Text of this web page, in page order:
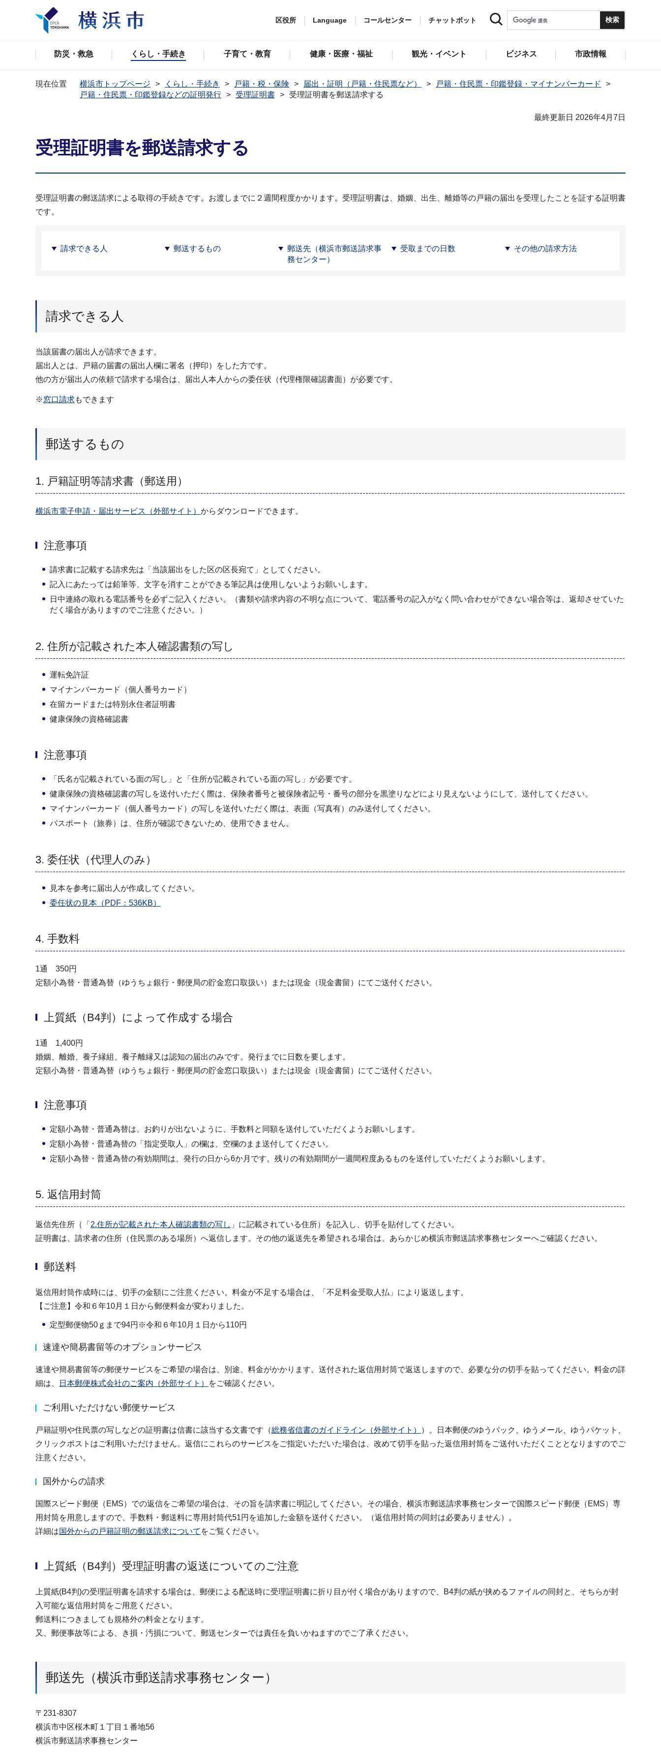
区役所 Language コールセンター チャットボット
防災・救急 くらし・手続き 子育て・教育 健康・医療・福祉 観光・イベント ビジネス 市政情報
現在位置 横浜市トップページ くらし・手続き 戸籍・税・保険 届出・証明（戸籍・住民票など）
戸籍・住民票・印鑑登録・マイナンバーカード
戸籍・住民票・印鑑登録などの証明発行
受理証明書 受理証明書を郵送請求する
最終更新日 2026年4月7日
受理証明書を郵送請求する
受理証明書の郵送請求による取得の手続きです。お渡しまでに２週間程度かかります。受理証明書は、婚姻、出生、離婚等の戸籍の届出を受理したことを証する証明書
です。
請求できる人 郵送するもの
郵送先（横浜市郵送請求事
務センター）
受取までの日数 その他の請求方法
請求できる人
当該届書の届出人が請求できます。
届出人とは、戸籍の届書の届出人欄に署名（押印）をした方です。
他の方が届出人の依頼で請求する場合は、届出人本人からの委任状（代理権限確認書面）が必要です。
※窓口請求もできます
郵送するもの
1. 戸籍証明等請求書（郵送用）
横浜市電子申請・届出サービス（外部サイト） からダウンロードできます。
注意事項
請求書に記載する請求先は「当該届出をした区の区長宛て」としてください。
記入にあたっては鉛筆等、文字を消すことができる筆記具は使用しないようお願いします。
日中連絡の取れる電話番号を必ずご記入ください。（書類や請求内容の不明な点について、電話番号の記入がなく問い合わせができない場合等は、返却させていた
だく場合がありますのでご注意ください。）
2. 住所が記載された本人確認書類の写し
運転免許証
マイナンバーカード（個人番号カード）
在留カードまたは特別永住者証明書
健康保険の資格確認書
注意事項
「氏名が記載されている面の写し」と「住所が記載されている面の写し」が必要です。
健康保険の資格確認書の写しを送付いただく際は、保険者番号と被保険者記号・番号の部分を黒塗りなどにより見えないようにして、送付してください。
マイナンバーカード（個人番号カード）の写しを送付いただく際は、表面（写真有）のみ送付してください。
パスポート（旅券）は、住所が確認できないため、使用できません。
3. 委任状（代理人のみ）
見本を参考に届出人が作成してください。
委任状の見本（PDF：536KB）
4. 手数料
1通 350円
定額小為替・普通為替（ゆうちょ銀行・郵便局の貯金窓口取扱い）または現金（現金書留）にてご送付ください。
上質紙（B4判）によって作成する場合
1通 1,400円
婚姻、離婚、養子縁組、養子離縁又は認知の届出のみです。発行までに日数を要します。
定額小為替・普通為替（ゆうちょ銀行・郵便局の貯金窓口取扱い）または現金（現金書留）にてご送付ください。
注意事項
定額小為替・普通為替は、お釣りが出ないように、手数料と同額を送付していただくようお願いします。
定額小為替・普通為替の「指定受取人」の欄は、空欄のまま送付してください。
定額小為替・普通為替の有効期間は、発行の日から6か月です。残りの有効期間が一週間程度あるものを送付していただくようお願いします。
5. 返信用封筒
返信先住所（「 2.住所が記載された本人確認書類の写し 」に記載されている住所）を記入し、切手を貼付してください。
証明書は、請求者の住所（住民票のある場所）へ返信します。その他の返送先を希望される場合は、あらかじめ横浜市郵送請求事務センターへご確認ください。
郵送料
返信用封筒作成時には、切手の金額にご注意ください。料金が不足する場合は、「不足料金受取人払」により返送します。
【ご注意】令和６年10月１日から郵便料金が変わりました。
定型郵便物50ｇまで94円※令和６年10月１日から110円
速達や簡易書留等のオプションサービス
速達や簡易書留等の郵便サービスをご希望の場合は、別途、料金がかかります。送付された返信用封筒で返送しますので、必要な分の切手を貼ってください。料金の詳
細は、
日本郵便株式会社のご案内（外部サイト） をご確認ください。
ご利用いただけない郵便サービス
戸籍証明や住民票の写しなどの証明書は信書に該当する文書です（総務省信書のガイドライン（外部サイト）
）。日本郵便のゆうパック、ゆうメール、ゆうパケット、
クリックポストはご利用いただけません。返信にこれらのサービスをご指定いただいた場合は、改めて切手を貼った返信用封筒をご送付いただくこととなりますのでご
注意ください。
国外からの請求
国際スピード郵便（EMS）での返信をご希望の場合は、その旨を請求書に明記してください。その場合、横浜市郵送請求事務センターで国際スピード郵便（EMS）専
用封筒を用意しますので、手数料・郵送料に専用封筒代51円を追加した金額を送付ください。（返信用封筒の同封は必要ありません）。
詳細は国外からの戸籍証明の郵送請求について をご覧ください。
上質紙（B4判）受理証明書の返送についてのご注意
上質紙(B4判)の受理証明書を請求する場合は、郵便による配送時に受理証明書に折り目が付く場合がありますので、B4判の紙が挟めるファイルの同封と、そちらが封
入可能な返信用封筒をご用意ください。
郵送料につきましても規格外の料金となります。
又、郵便事故等による、き損・汚損について、郵送センターでは責任を負いかねますのでご了承ください。
郵送先（横浜市郵送請求事務センター）
〒231-8307
横浜市中区桜木町１丁目１番地56
横浜市郵送請求事務センター